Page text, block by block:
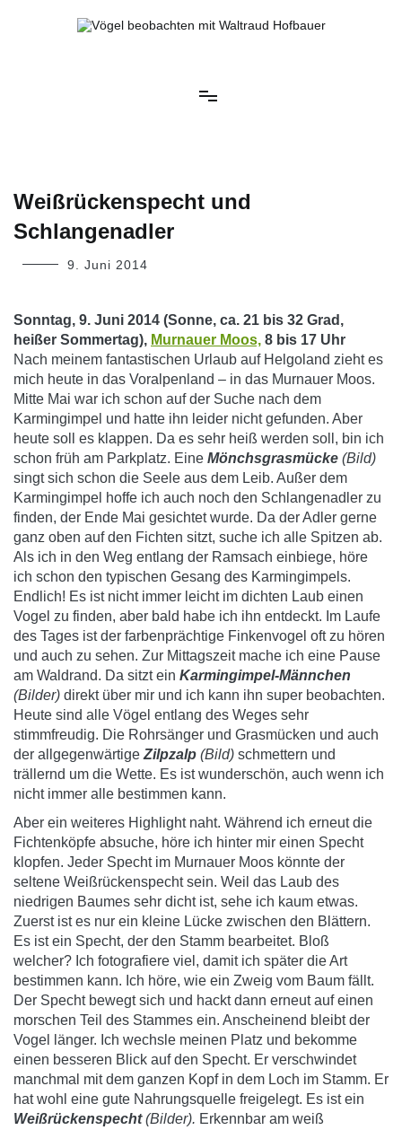
Weißrückenspecht und
Schlangenadler
9. Juni 2014
Sonntag, 9. Juni 2014 (Sonne, ca. 21 bis 32 Grad,
heißer Sommertag), Murnauer Moos, 8 bis 17 Uhr
Nach meinem fantastischen Urlaub auf Helgoland zieht es
mich heute in das Voralpenland – in das Murnauer Moos.
Mitte Mai war ich schon auf der Suche nach dem
Karmingimpel und hatte ihn leider nicht gefunden. Aber
heute soll es klappen. Da es sehr heiß werden soll, bin ich
schon früh am Parkplatz. Eine Mönchsgrasmücke (Bild)
singt sich schon die Seele aus dem Leib. Außer dem
Karmingimpel hoffe ich auch noch den Schlangenadler zu
finden, der Ende Mai gesichtet wurde. Da der Adler gerne
ganz oben auf den Fichten sitzt, suche ich alle Spitzen ab.
Als ich in den Weg entlang der Ramsach einbiege, höre
ich schon den typischen Gesang des Karmingimpels.
Endlich! Es ist nicht immer leicht im dichten Laub einen
Vogel zu finden, aber bald habe ich ihn entdeckt. Im Laufe
des Tages ist der farbenprächtige Finkenvogel oft zu hören
und auch zu sehen. Zur Mittagszeit mache ich eine Pause
am Waldrand. Da sitzt ein Karmingimpel-Männchen
(Bilder) direkt über mir und ich kann ihn super beobachten.
Heute sind alle Vögel entlang des Weges sehr
stimmfreudig. Die Rohrsänger und Grasmücken und auch
der allgegenwärtige Zilpzalp (Bild) schmettern und
trällernd um die Wette. Es ist wunderschön, auch wenn ich
nicht immer alle bestimmen kann.
Aber ein weiteres Highlight naht. Während ich erneut die
Fichtenköpfe absuche, höre ich hinter mir einen Specht
klopfen. Jeder Specht im Murnauer Moos könnte der
seltene Weißrückenspecht sein. Weil das Laub des
niedrigen Baumes sehr dicht ist, sehe ich kaum etwas.
Zuerst ist es nur ein kleine Lücke zwischen den Blättern.
Es ist ein Specht, der den Stamm bearbeitet. Bloß
welcher? Ich fotografiere viel, damit ich später die Art
bestimmen kann. Ich höre, wie ein Zweig vom Baum fällt.
Der Specht bewegt sich und hackt dann erneut auf einen
morschen Teil des Stammes ein. Anscheinend bleibt der
Vogel länger. Ich wechsle meinen Platz und bekomme
einen besseren Blick auf den Specht. Er verschwindet
manchmal mit dem ganzen Kopf in dem Loch im Stamm. Er
hat wohl eine gute Nahrungsquelle freigelegt. Es ist ein
Weißrückenspecht(Bilder). Erkennbar am weiß